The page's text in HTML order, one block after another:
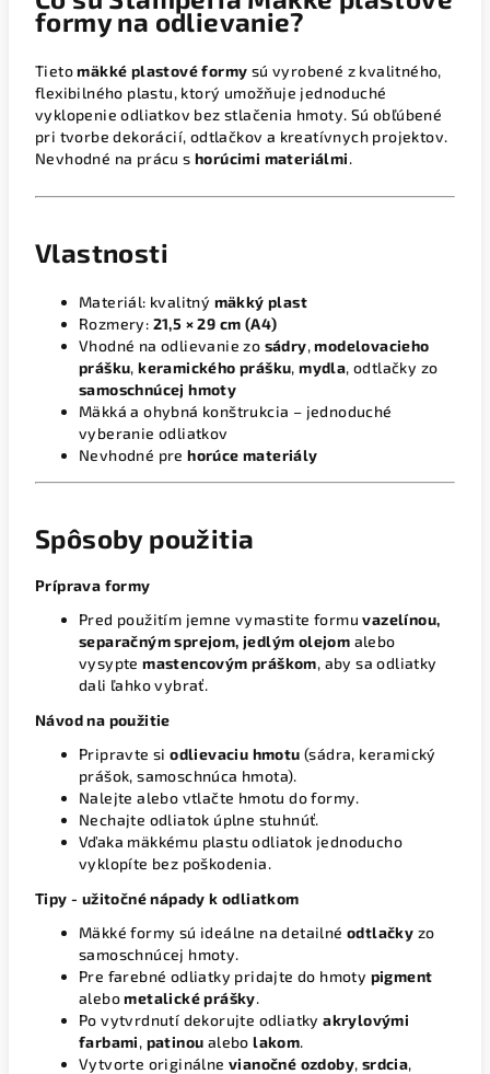
formy na odlievanie?
Tietomäkké plastové formy sú vyrobené z kvalitného,
flexibilného plastu, ktorý umožňuje jednoduché
vyklopenie odliatkov bez stlačenia hmoty. Sú obľúbené
pri tvorbe dekorácií, odtlačkov a kreatívnych projektov.
Nevhodné na prácu s horúcimi materiálmi.
Vlastnosti
Materiál: kvalitný mäkký plast
Rozmery: 21,5 × 29 cm (A4)
Vhodné na odlievanie zo sádry,modelovacieho
prášku,keramického prášku,mydla, odtlačky zo
samoschnúcej hmoty
Mäkká a ohybná konštrukcia – jednoduché
vyberanie odliatkov
Nevhodné prehorúce materiály
Spôsoby použitia
Príprava formy
Pred použitím jemne vymastite formuvazelínou,
separačným sprejom, jedlým olejom alebo
vysyptemastencovým práškom, aby sa odliatky
dali ľahko vybrať.
Návod na použitie
Pripravte siodlievaciu hmotu (sádra, keramický
prášok, samoschnúca hmota).
Nalejte alebo vtlačte hmotu do formy.
Nechajte odliatok úplne stuhnúť.
Vďaka mäkkému plastu odliatok jednoducho
vyklopíte bez poškodenia.
Tipy - užitočné nápady k odliatkom
Mäkké formy sú ideálne na detailné odtlačky zo
samoschnúcej hmoty.
Pre farebné odliatky pridajte do hmoty pigment
alebometalické prášky.
Po vytvrdnutí dekorujte odliatkyakrylovými
farbami, patinou alebolakom.
Vytvorte originálne vianočné ozdoby, srdcia,